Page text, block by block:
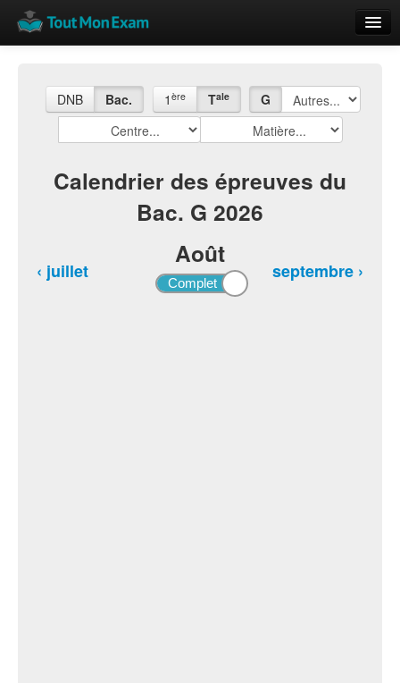
Vue globale
Rajouter
DNB Bac. 1 ère Tale G
Calendrier des épreuves du
Bac. G 2026
Août
‹ juillet septembre ›